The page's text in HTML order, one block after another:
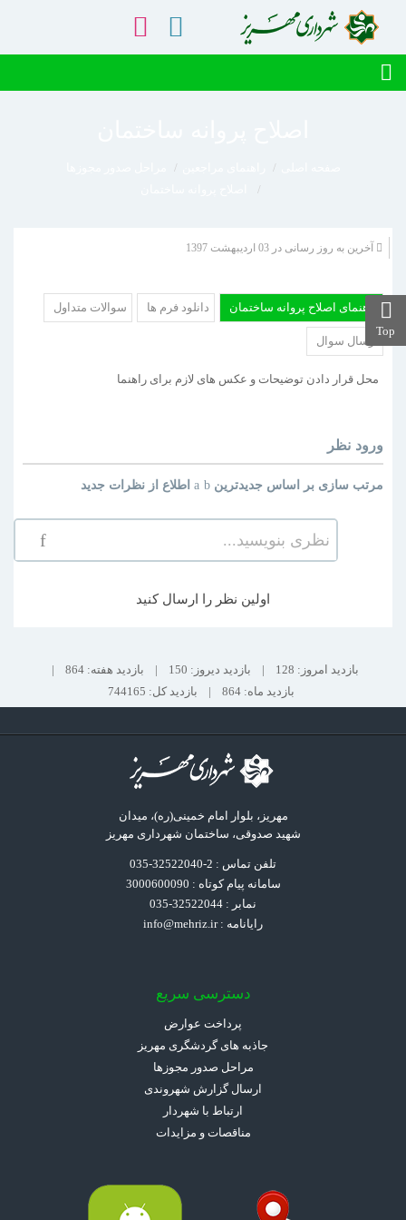
آخرین به روز رسانی در 03 ارديبهشت 1397
راهنمای اصلاح پروانه ساختمان دانلود فرم ها سوالات متداول
ارسال سوال
محل قرار دادن توضیحات و عکس های لازم برای راهنما
نظر ورود
اطلاع از نظرات جدید مرتب سازی بر اساس جدیدترین
نظری بنویسید...
اولین نظر را ارسال کنید
بازدید امروز: 128 | بازدید دیروز: 150 | بازدید هفته: 864
|
بازدید ماه: 864
| بازدید کل: 744165
مهریز، بلوار امام خمینی(ره)، میدان
شهید صدوقی، ساختمان شهرداری مهریز
تلفن تماس : 2-32522040-035
سامانه پیام کوتاه : 3000600090
نمابر : 32522044-035
رایانامه :info@mehriz.ir
دسترسی سریع
پرداخت عوارض
جاذبه های گردشگری مهریز
مراحل صدور مجوزها
ارسال گزارش شهروندی
ارتباط با شهردار
مناقصات و مزایدات
Top